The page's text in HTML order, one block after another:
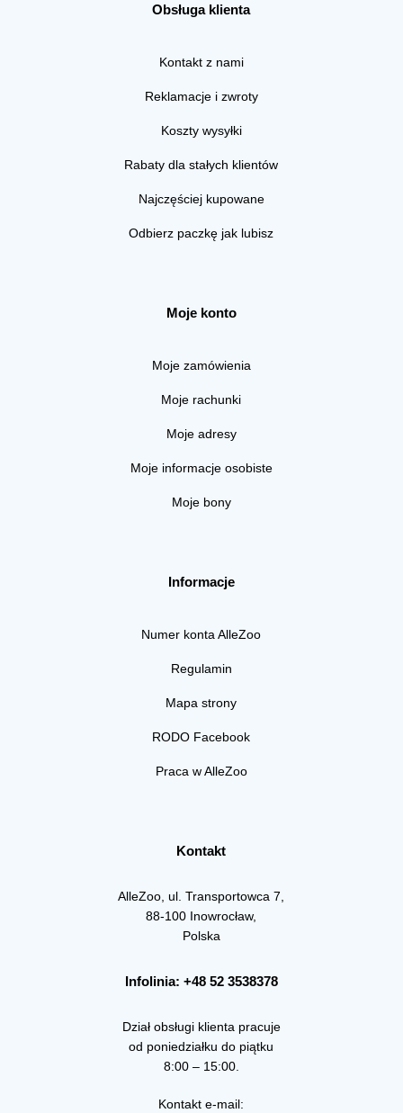
Obsługa klienta
Kontakt z nami
Reklamacje i zwroty
Koszty wysyłki
Rabaty dla stałych klientów
Najczęściej kupowane
Odbierz paczkę jak lubisz
Moje konto
Moje zamówienia
Moje rachunki
Moje adresy
Moje informacje osobiste
Moje bony
Informacje
Numer konta AlleZoo
Regulamin
Mapa strony
RODO Facebook
Praca w AlleZoo
Kontakt
AlleZoo, ul. Transportowca 7,
88-100 Inowrocław,
Polska
Infolinia: +48 52 3538378
Dział obsługi klienta pracuje
od poniedziałku do piątku
8:00 – 15:00.
Kontakt e-mail: